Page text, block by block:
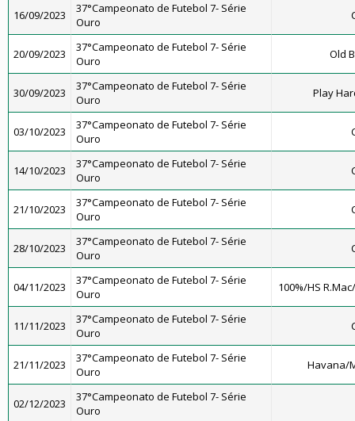
16/09/2023
37°Campeonato de Futebol 7- Série
Ouro
20/09/2023
37°Campeonato de Futebol 7- Série
Ouro
Old
30/09/2023
37°Campeonato de Futebol 7- Série
Ouro
Play
03/10/2023
37°Campeonato de Futebol 7- Série
Ouro
14/10/2023
37°Campeonato de Futebol 7- Série
Ouro
21/10/2023
37°Campeonato de Futebol 7- Série
Ouro
28/10/2023
37°Campeonato de Futebol 7- Série
Ouro
04/11/2023
37°Campeonato de Futebol 7- Série
Ouro
100%/HS
11/11/2023
37°Campeonato de Futebol 7- Série
Ouro
21/11/2023
37°Campeonato de Futebol 7- Série
Ouro
Havana/
02/12/2023
37°Campeonato de Futebol 7- Série
Ouro